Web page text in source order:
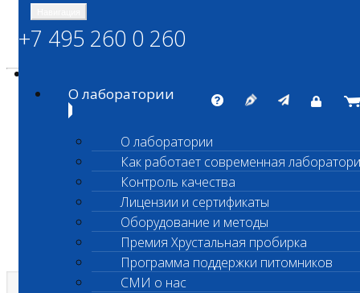
ШАНС БИО
Независимая ветеринарная лаборатория
+7 495 260 0 260
О лаборатории
О лаборатории
Как работает современная
Контроль качества
Лицензии и сертификаты
Оборудование и методы
Премия Хрустальная пробирка
Программа поддержки питомников
СМИ о нас